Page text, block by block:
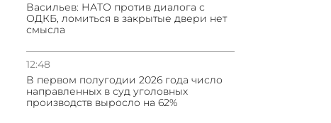
Васильев: НАТО против диалога с
ОДКБ, ломиться в закрытые двери нет
смысла
12:48
В первом полугодии 2026 года число
направленных в суд уголовных
производств выросло на 62%